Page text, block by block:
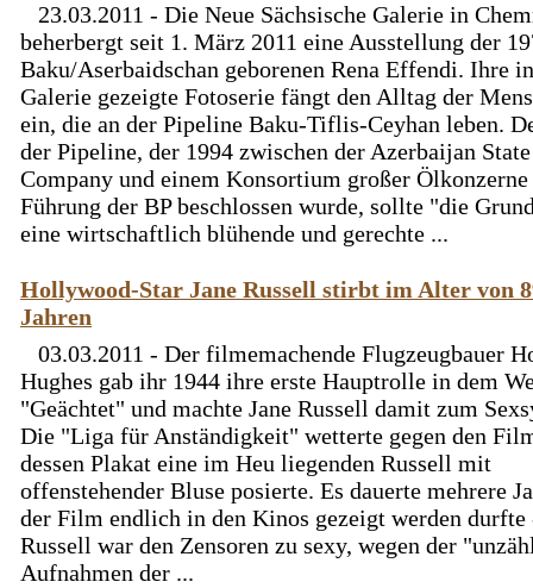
23.03.2011 - Die Neue Sächsische Galerie in
beherbergt seit 1. März 2011 eine Ausstellung der
Baku/Aserbaidschan geborenen Rena Effendi. Ihre
Galerie gezeigte Fotoserie fängt den Alltag der
ein, die an der Pipeline Baku-Tiflis-Ceyhan leben.
der Pipeline, der 1994 zwischen der Azerbaijan
Company und einem Konsortium großer
Führung der BP beschlossen wurde, sollte "die
eine wirtschaftlich blühende und gerechte ...
Hollywood-Star Jane Russell stirbt im Alter von
Jahren
03.03.2011 - Der filmemachende Flugzeugbauer
Hughes gab ihr 1944 ihre erste Hauptrolle in dem
"Geächtet" und machte Jane Russell damit zum
Die "Liga für Anständigkeit" wetterte gegen den
dessen Plakat eine im Heu liegenden Russell mit
offenstehender Bluse posierte. Es dauerte mehrere
der Film endlich in den Kinos gezeigt werden durfte
Russell war den Zensoren zu sexy, wegen der
Aufnahmen der ...